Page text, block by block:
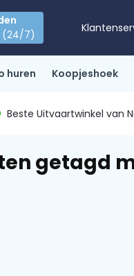
(24/7)
huren Koopjeshoek
Beste Uitvaartwinkel van
getagd